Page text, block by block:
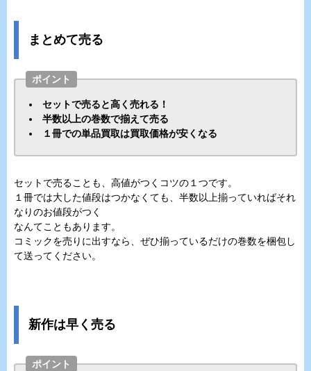
まとめて売る
ポイント
セットで売ると高く売れる！
半数以上の巻数で揃えて売る
１冊での単品買取は買取価格が安くなる
セットで売ることも、高値がつくコツの１つです。
１冊では大した値段はつかなくても、半数以上揃っていればそれ
なりのお値段がつく
なんてこともあります。
コミックを売りに出すなら、ぜひ揃っているだけの巻数を梱包し
て送ってください。
新作は早く売る
ポイント